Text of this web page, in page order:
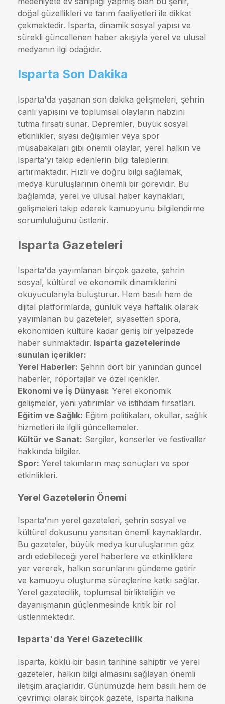
doğal güzellikleri ve tarım faaliyetleri ile dikkat
çekmektedir. Isparta, dinamik sosyal yapısı ve
sürekli güncellenen haber akışıyla yerel ve ulusal
medyanın ilgi odağıdır.
Isparta Son Dakika
Isparta'da yaşanan son dakika gelişmeleri, şehrin
canlı yapısını ve toplumsal olayların nabzını
tutma fırsatı sunar. Depremler, büyük sosyal
etkinlikler, siyasi değişimler veya spor
müsabakaları gibi önemli olaylar, yerel halkın ve
Isparta'yı takip edenlerin bilgi taleplerini
artırmaktadır. Hızlı ve doğru bilgi sağlamak,
medya kuruluşlarının önemli bir görevidir. Bu
bağlamda, yerel ve ulusal haber kaynakları,
gelişmeleri takip ederek kamuoyunu bilgilendirme
sorumluluğunu üstlenir.
Isparta Gazeteleri
Isparta'da yayımlanan birçok gazete, şehrin
sosyal, kültürel ve ekonomik dinamiklerini
okuyucularıyla buluşturur. Hem basılı hem de
dijital platformlarda, günlük veya haftalık olarak
yayımlanan bu gazeteler, siyasetten spora,
ekonomiden kültüre kadar geniş bir yelpazede
haber sunmaktadır. Isparta gazetelerinde
sunulan içerikler:
Yerel Haberler: Şehrin dört bir yanından güncel
haberler, röportajlar ve özel içerikler.
Ekonomi ve İş Dünyası: Yerel ekonomik
gelişmeler, yeni yatırımlar ve istihdam fırsatları.
Eğitim ve Sağlık: Eğitim politikaları, okullar, sağlık
hizmetleri ile ilgili güncellemeler.
Kültür ve Sanat: Sergiler, konserler ve festivaller
hakkında bilgiler.
Spor: Yerel takımların maç sonuçları ve spor
etkinlikleri.
Yerel Gazetelerin Önemi
Isparta'nın yerel gazeteleri, şehrin sosyal ve
kültürel dokusunu yansıtan önemli kaynaklardır.
Bu gazeteler, büyük medya kuruluşlarının göz
ardı edebileceği yerel haberlere ve etkinliklere
yer vererek, halkın sorunlarını gündeme getirir
ve kamuoyu oluşturma süreçlerine katkı sağlar.
Yerel gazetecilik, toplumsal birlikteliğin ve
dayanışmanın güçlenmesinde kritik bir rol
üstlenmektedir.
Isparta'da Yerel Gazetecilik
Isparta, köklü bir basın tarihine sahiptir ve yerel
gazeteler, halkın bilgi almasını sağlayan önemli
iletişim araçlarıdır. Günümüzde hem basılı hem de
çevrimiçi olarak birçok gazete, Isparta halkına